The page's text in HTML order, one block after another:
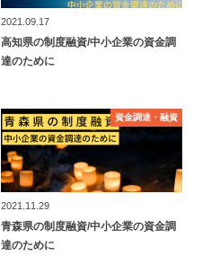
2021.09.17
高知県の制度融資/中小企業の資金調
達のために
資⾦調達・融資
資⾦調達・融資
2021.11.29
青森県の制度融資/中小企業の資金調
達のために